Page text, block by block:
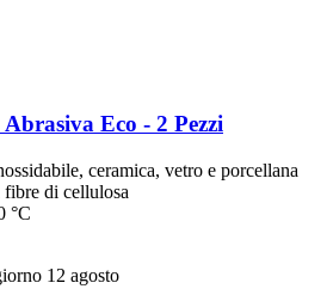
Eco -​ 2 Pezzi
ceramica, vetro e porcellana
fibre di cellulosa
°C
12 agosto